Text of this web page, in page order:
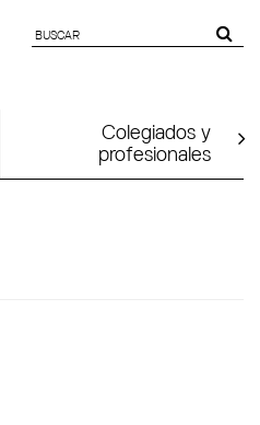
FORMColegiados y
profesionales